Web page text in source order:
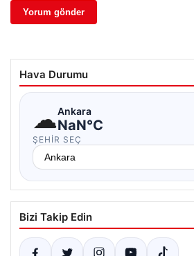
Hava Durumu
☁Ankara
NaN°C
ŞEHIR SEÇ
Bizi Takip Edin